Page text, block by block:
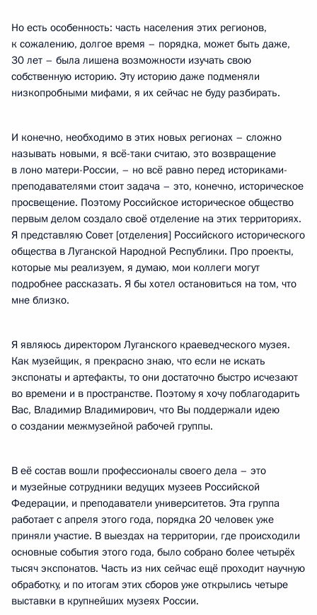
Но есть особенность: часть населения этих регионов,
к сожалению, долгое время – порядка, может быть даже,
30 лет – была лишена возможности изучать свою
собственную историю. Эту историю даже подменяли
низкопробными мифами, я их сейчас не буду разбирать.
И конечно, необходимо в этих новых регионах – сложно
называть новыми, я всё-таки считаю, это возвращение
в лоно матери-России, – но всё равно перед историками-
преподавателями стоит задача – это, конечно, историческое
просвещение. Поэтому Российское историческое общество
первым делом создало своё отделение на этих территориях.
Я представляю Совет [отделения] Российского исторического
общества в Луганской Народной Республики. Про проекты,
которые мы реализуем, я думаю, мои коллеги могут
подробнее рассказать. Я бы хотел остановиться на том, что
мне близко.
Я являюсь директором Луганского краеведческого музея.
Как музейщик, я прекрасно знаю, что если не искать
экспонаты и артефакты, то они достаточно быстро исчезают
во времени и в пространстве. Поэтому я хочу поблагодарить
Вас, Владимир Владимирович, что Вы поддержали идею
о создании межмузейной рабочей группы.
В её состав вошли профессионалы своего дела – это
и музейные сотрудники ведущих музеев Российской
Федерации, и преподаватели университетов. Эта группа
работает с апреля этого года, порядка 20 человек уже
приняли участие. В выездах на территории, где происходили
основные события этого года, было собрано более четырёх
тысяч экспонатов. Часть из них сейчас ещё проходит научную
обработку, и по итогам этих сборов уже открылись четыре
выставки в крупнейших музеях России.